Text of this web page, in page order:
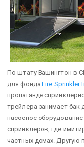
По штату Вашингтон в
для фонда Fire Sprinkler
пропаганде
трейлера занимает бак
насосное
спринклеров, где
частных домах. Другую